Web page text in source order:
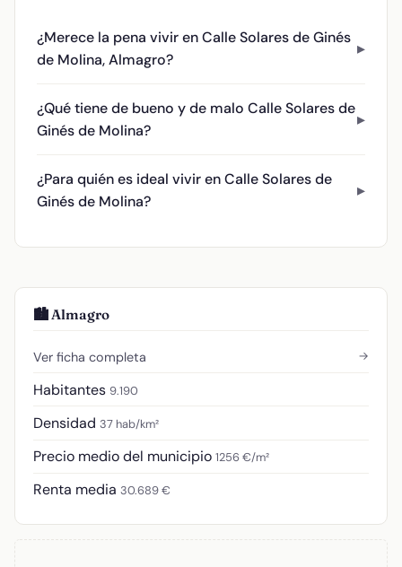
¿Merece la pena vivir en Calle Solares de Ginés
de Molina, Almagro?
¿Qué tiene de bueno y de malo Calle Solares de
Ginés de Molina?
¿Para quién es ideal vivir en Calle Solares de
Ginés de Molina?
🏙️ Almagro
Ver ficha completa →
Habitantes 9.190
Densidad 37 hab/km²
Precio medio del municipio 1256 €/m²
Renta media 30.689 €